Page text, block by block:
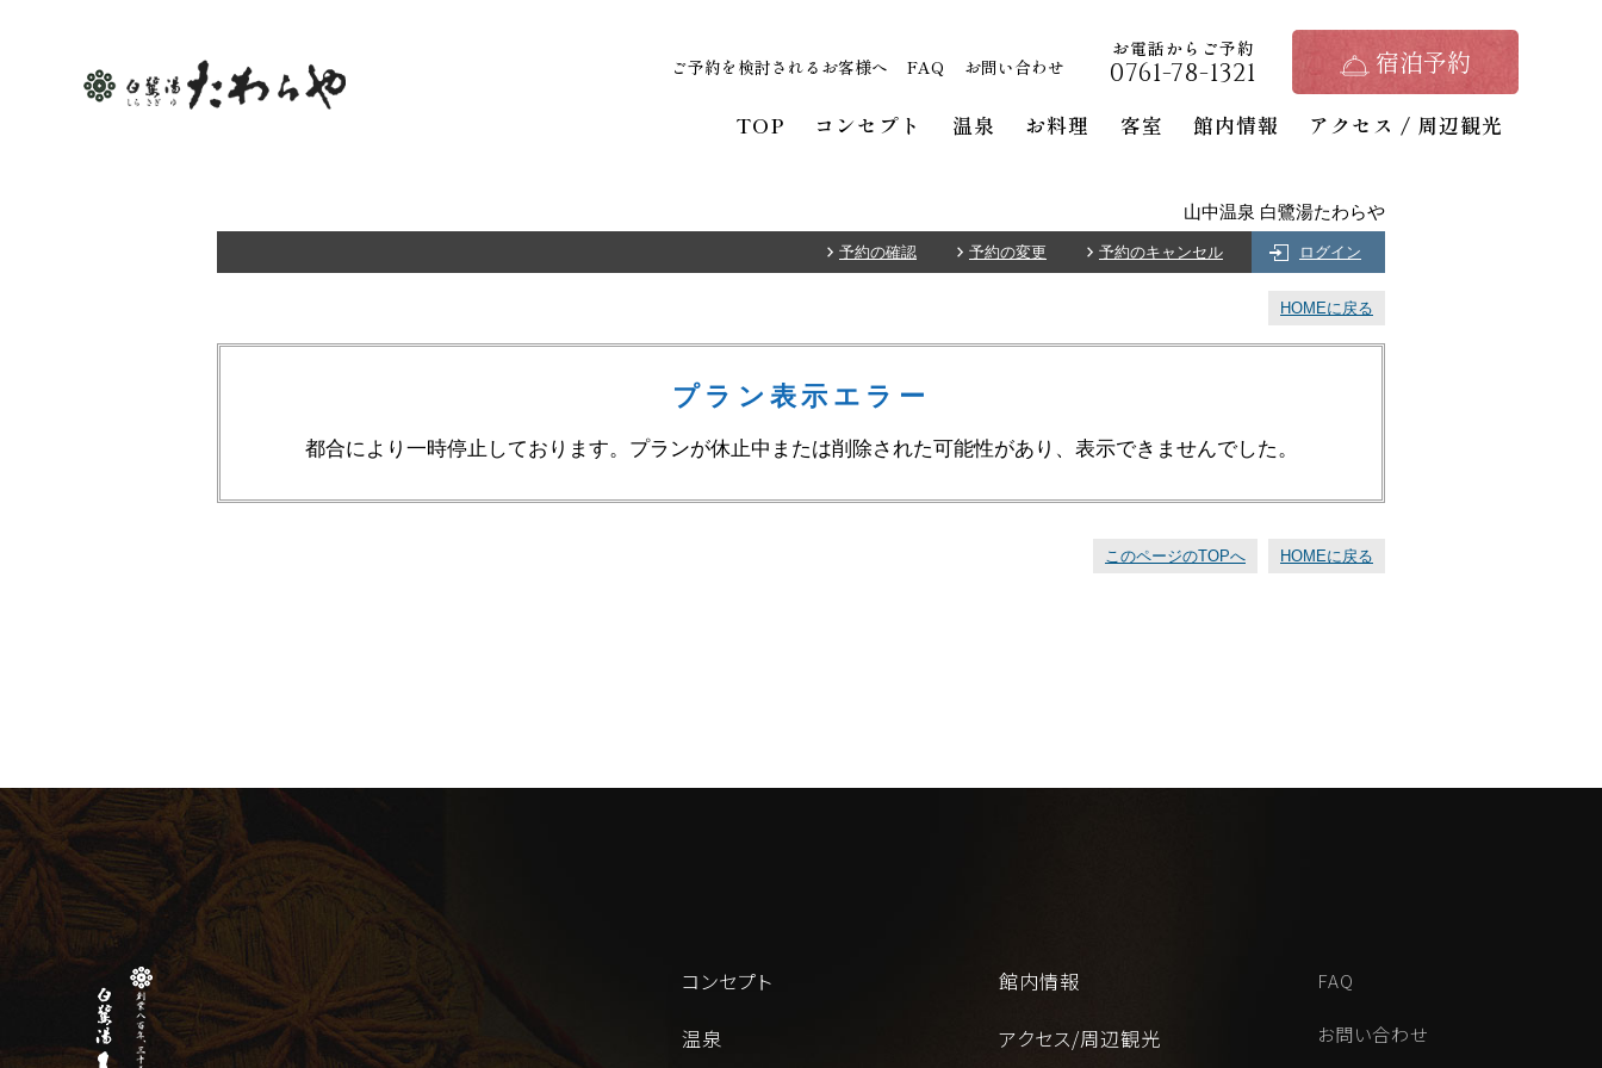
ご予約を検討されるお客様へ FAQ お問い合わせ
お電話からご予約
0761-78-1321 宿泊予約
TOP コンセプト 温泉 お料理 客室 館内情報 アクセス / 周辺観光
山中温泉 白鷺湯たわらや
予約の確認 予約の変更 予約のキャンセル ログイン
HOMEに戻る
プラン表示エラー
都合により一時停止しております。プランが休止中または削除された可能性があり、表示できませんでした。
このページのTOPへ HOMEに戻る
コンセプト
温泉
館内情報
アクセス/周辺観光
FAQ
お問い合わせ